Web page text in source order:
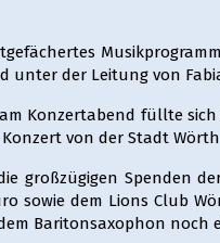
unter der Leitung von
Konzertabend füllte
von der Stadt
großzügigen Spenden
sowie dem Lions Club
Baritonsaxophon noch